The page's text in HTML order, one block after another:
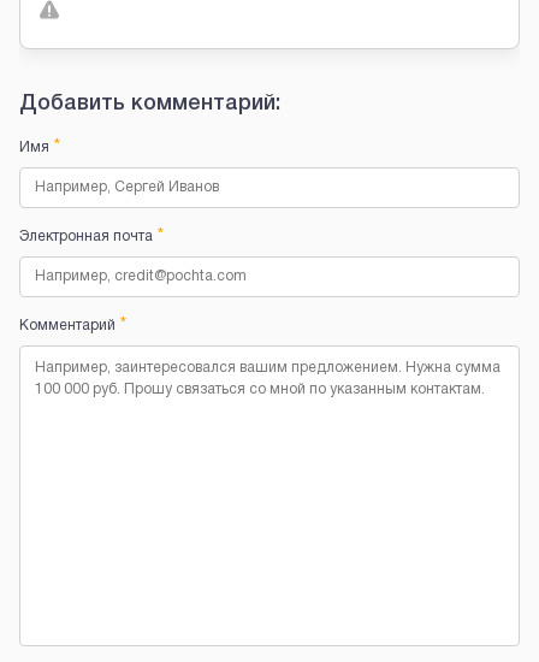
Добавить комментарий:
Имя *
Электронная почта *
Комментарий *